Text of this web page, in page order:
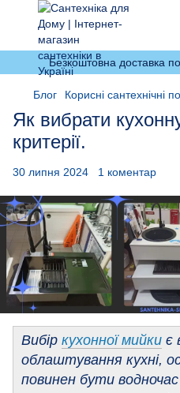
Безкоштовна доставка по
Блог Корисні сантехнічні
Як вибрати
критерії.
30 липня 2024 1 коментар
Вибір кухонної мийки є
облаштування кухні,
повинен бути